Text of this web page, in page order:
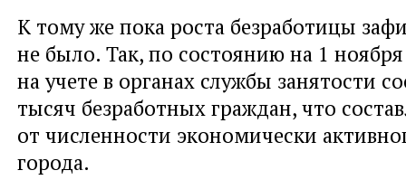
К тому же пока роста безработицы
не было. Так, по состоянию на 1 ноября
на учете в органах службы занятости
тысяч безработных граждан, что
от численности экономически
города.